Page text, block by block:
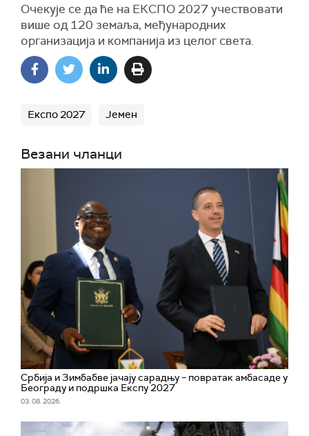
Очекује се да ће на ЕКСПО 2027 учествовати
више од 120 земаља, међународних
организација и компанија из целог света.
Експо 2027 Јемен
Везани чланци
Србија и Зимбабве јачају сарадњу – повратак амбасаде у
Београду и подршка Експу 2027
03. 08. 2026.